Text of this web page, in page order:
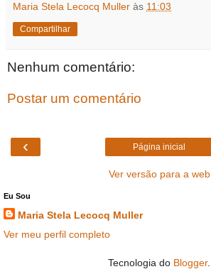
Maria Stela Lecocq Muller às 11:03
Compartilhar
Nenhum comentário:
Postar um comentário
‹ Página inicial
Ver versão para a web
Eu Sou
Maria Stela Lecocq Muller
Ver meu perfil completo
Tecnologia do Blogger.